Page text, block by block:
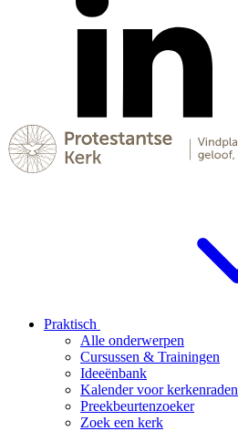
Praktisch
Alle onderwerpen
Cursussen & Trainingen
Ideeënbank
Kalender voor kerkenraden
Preekbeurtenzoeker
Zoek een kerk